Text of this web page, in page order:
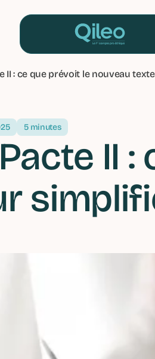
II : ce que prévoit le nouveau
5 minutes
II